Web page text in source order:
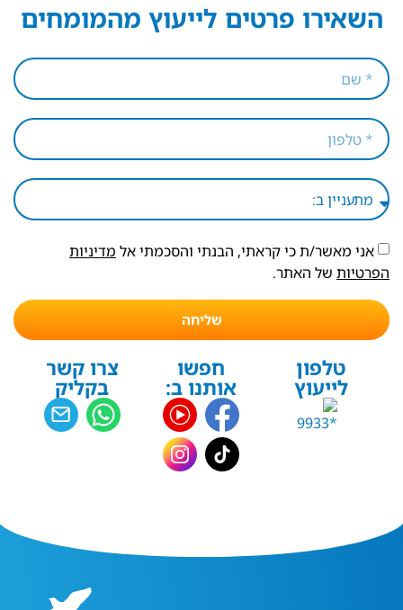
השאירו פרטים לייעוץ מהמומחים
אני מאשר/ת כי קראתי, הבנתי והסכמתי אל מדיניות
הפרטיות של האתר.
שליחה
טלפון
לייעוץ
חפשו
אותנו ב:
צרו קשר
בקליק